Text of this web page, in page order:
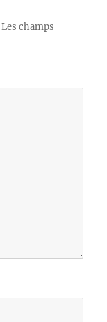
Les champs